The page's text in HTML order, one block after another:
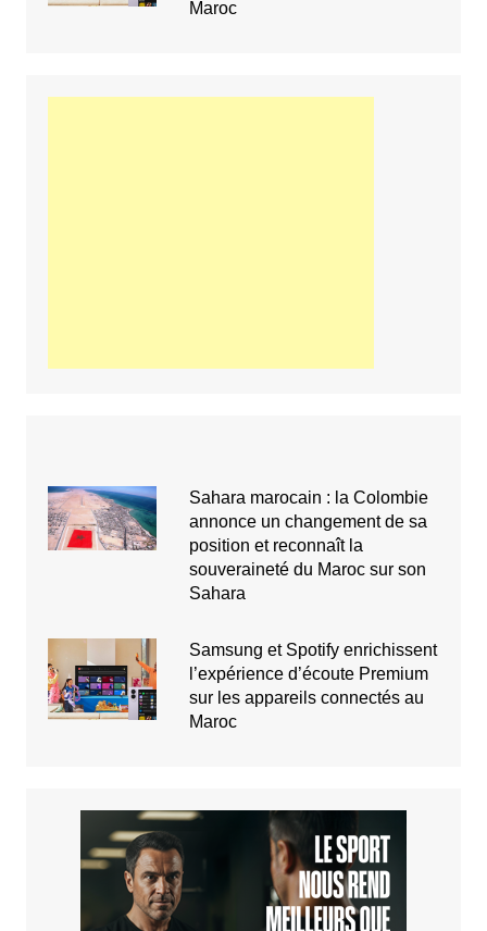
Maroc
Sahara marocain : la Colombie
annonce un changement de sa
position et reconnaît la
souveraineté du Maroc sur son
Sahara
Samsung et Spotify enrichissent
l’expérience d’écoute Premium
sur les appareils connectés au
Maroc